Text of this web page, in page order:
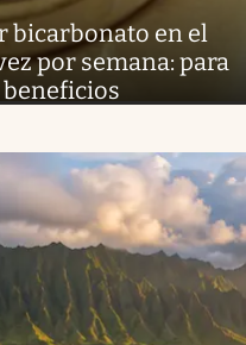
bicarbonato en el
por semana: para
beneficios